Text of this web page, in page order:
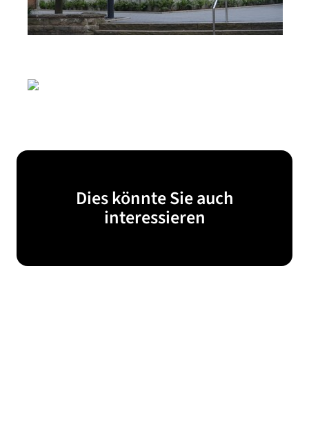
Dies könnte Sie auch
interessieren